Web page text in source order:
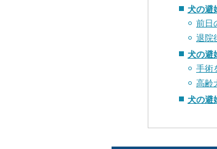
犬の避
前日
退院
犬の避
手術
高齢
犬の避